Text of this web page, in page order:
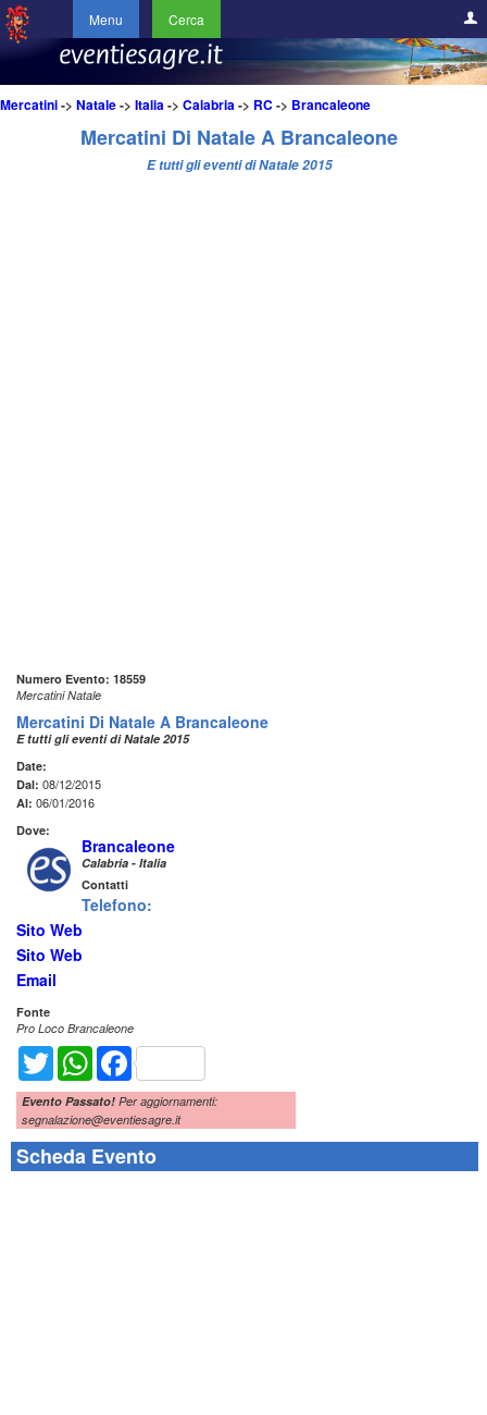
Menu Cerca
Mercatini-> Natale-> Italia-> Calabria-> RC -> Brancaleone
Mercatini Di Natale A Brancaleone
E tutti gli eventi di Natale 2015
Numero Evento: 18559
Mercatini Natale
Mercatini Di Natale A Brancaleone
E tutti gli eventi di Natale 2015
Date:
Dal: 08/12/2015
Al: 06/01/2016
Dove:
Brancaleone
Calabria - Italia
Contatti
Telefono:
Sito Web
Sito Web
Email
Fonte
Pro Loco Brancaleone
Twitter WhatsAppFacebook
Evento Passato! Per aggiornamenti:
segnalazione@eventiesagre.it
Scheda Evento